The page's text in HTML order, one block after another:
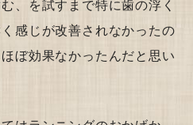
、を試すまで特に歯の浮く
感じが改善されなかったの
ぼ効果なかったんだと思い